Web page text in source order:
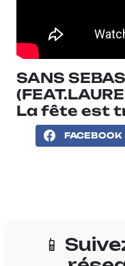
SANS
La fête est
FACEBOOK
📱